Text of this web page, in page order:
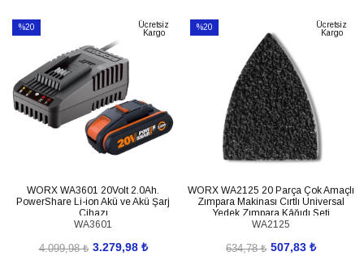
%20
%20İndirim
Ücretsiz
Kargo
WORX WA3601 20Volt 2.0Ah.
PowerShare Li-ion Akü ve Akü Şarj
Cihazı
WA3601
3.279,98 ₺
4.099,98 ₺
%20
Ücretsiz
Kargo
WORX WA2125 20 Parça Çok Amaçlı
Zımpara Makinası Cırtlı Universal
Yedek Zımpara Kâğıdı Seti
WA2125
507,83 ₺
634,78 ₺